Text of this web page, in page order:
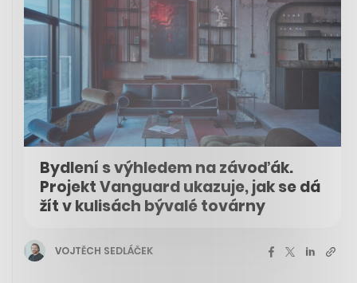
Bydlení s výhledem na závoďák.
Projekt Vanguard ukazuje, jak se dá
žít v kulisách bývalé továrny
VOJTĚCH SEDLÁČEK